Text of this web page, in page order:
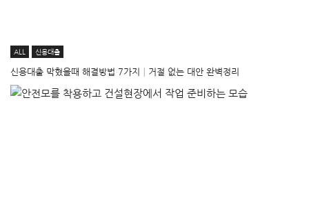
ALL 신용대출
신용대출 막혔을때 해결방법 7가지│거절 없는 대안 완벽정리